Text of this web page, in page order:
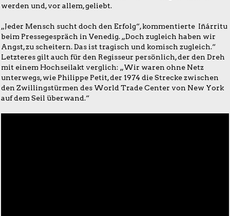
werden und, vor allem, geliebt.
„Jeder Mensch sucht doch den Erfolg“, kommentierte Iñárritu
beim Pressegespräch in Venedig. „Doch zugleich haben wir
Angst, zu scheitern. Das ist tragisch und komisch zugleich.“
Letzteres gilt auch für den Regisseur persönlich, der den Dreh
mit einem Hochseilakt verglich: „Wir waren ohne Netz
unterwegs, wie Philippe Petit, der 1974 die Strecke zwischen
den Zwillingstürmen des World Trade Center von New York
auf dem Seil überwand.“